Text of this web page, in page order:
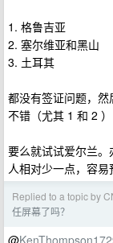
1. 格鲁吉亚
2. 塞尔维亚和黑山
3. 土耳其
都没有签证问题，
不错（尤其 1 和 2 ）
要么就试试爱尔兰
人相对少一点，容
Replied to a topic by
任屏幕了吗？
@